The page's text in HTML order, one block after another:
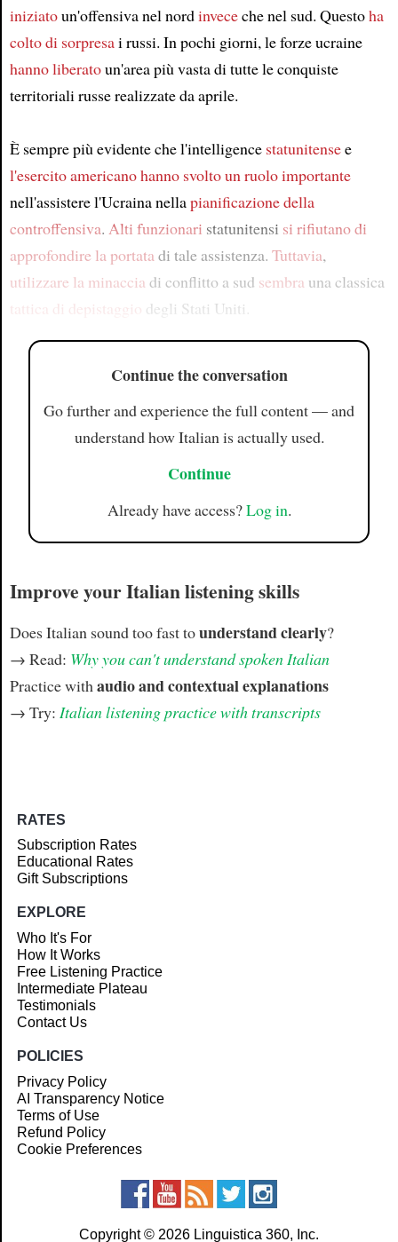
iniziatoun'offensiva nel nordinveceche nel sud. Questoha
colto di sorpresai russi. In pochi giorni, le forze ucraine
hanno liberatoun'area più vasta di tutte le conquiste
territoriali russe realizzate da aprile.
È sempre più evidente che l'intelligence statunitensee
l'esercito americanohanno svolto un ruolo importante
nell'assistere l'Ucraina nellapianificazione della
controffensiva. Alti funzionari statunitensi si rifiutano di
approfondire la portata di tale assistenza. Tuttavia,
utilizzare la minaccia di conflitto a sud sembra una classica
tattica di depistaggio
degli Stati Uniti.
Continue the conversation
Go further and experience the full content — and
understand how Italian is actually used.
Continue
Already have access?Log in.
Improve your Italian listening skills
Does Italian sound too fast tounderstand clearly?
→ Read: Why you can't understand spoken Italian
Practice withaudio and contextual explanations
→ Try: Italian listening practice with transcripts
RATES
Subscription Rates
Educational Rates
Gift Subscriptions
EXPLORE
Who It's For
How It Works
Free Listening Practice
Intermediate Plateau
Testimonials
Contact Us
POLICIES
Privacy Policy
AI Transparency Notice
Terms of Use
Refund Policy
Cookie Preferences
Copyright © 2026 Linguistica 360, Inc.